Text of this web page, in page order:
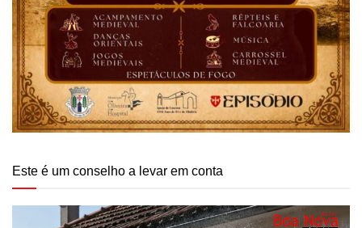
Este é um conselho a levar em conta